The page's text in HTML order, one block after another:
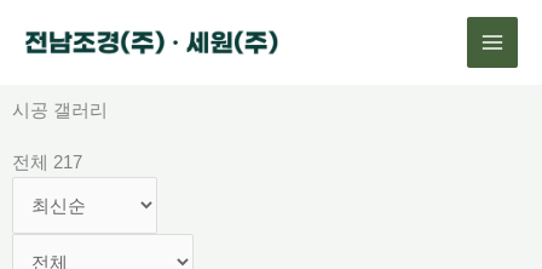
로
너
시공 갤러리
전체 217